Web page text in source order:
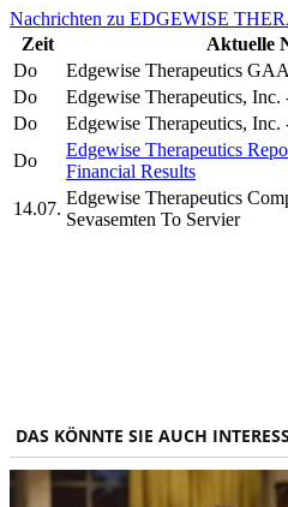
Nachrichten zu EDGEWISE
Zeit
Aktuelle
Do
Edgewise Therapeutics
Do
Edgewise Therapeutics,
Do
Edgewise Therapeutics,
Do
Edgewise Therapeutics
Financial Results
14.07.
Edgewise Therapeutics
Sevasemten To Servier